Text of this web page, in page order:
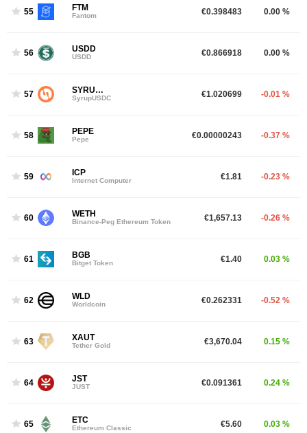
55 FTM
Fantom €0.398483 0.00 %
56 USDD
USDD €0.866918 0.00 %
57 SYRUPUSDC
SyrupUSDC €1.020699 -0.01 %
58 PEPE
Pepe €0.00000243 -0.37 %
59 ICP
Internet Computer €1.81 -0.23 %
60 WETH
Binance-Peg Ethereum Token €1,657.13 -0.26 %
61 BGB
Bitget Token €1.40 0.03 %
62 WLD
Worldcoin €0.262331 -0.52 %
63 XAUT
Tether Gold €3,670.04 0.15 %
64 JST
JUST €0.091361 0.24 %
65 ETC
Ethereum Classic €5.60 0.03 %